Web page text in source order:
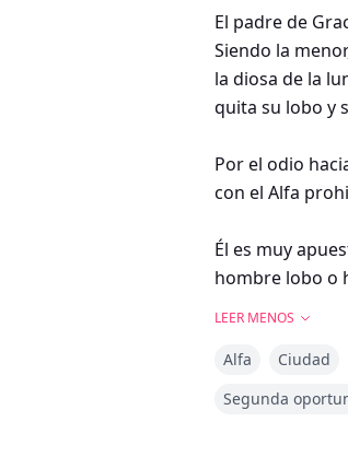
El padre de
Siendo la
la diosa de la
quita su lobo y
Por el odio
con el Alfa
Él es muy
hombre lobo o
El único
LEER MENOS
Alfa Ciudad
Segunda